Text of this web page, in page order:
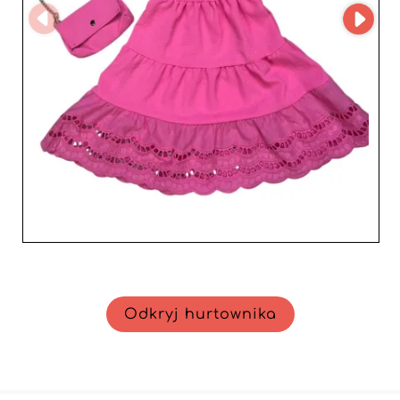
przyczyni się do sukcesu Twojej firmy dzięki
dopracowanym i ponadczasowym kolekcjom.
Odkryj hurtownika